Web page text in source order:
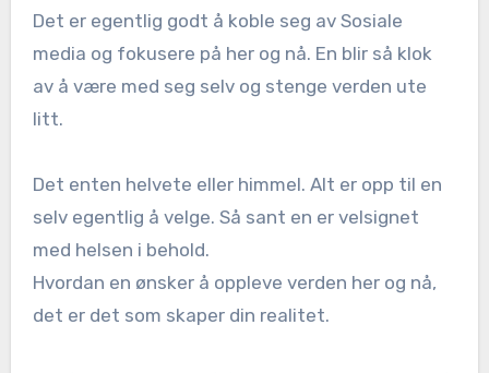
Det er egentlig godt å koble seg av Sosiale
media og fokusere på her og nå. En blir så klok
av å være med seg selv og stenge verden ute
litt.
Det enten helvete eller himmel. Alt er opp til en
selv egentlig å velge. Så sant en er velsignet
med helsen i behold.
Hvordan en ønsker å oppleve verden her og nå,
det er det som skaper din realitet.